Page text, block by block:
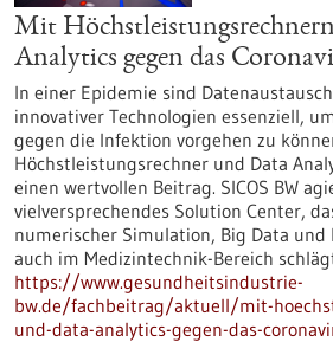
Mit
Analytics gegen das
In einer Epidemie sind
innovativer Technologien essenziell,
gegen die Infektion vorgehen zu
Höchstleistungsrechner und Data
einen wertvollen Beitrag. SICOS BW
vielversprechendes Solution Center,
numerischer Simulation, Big Data und
auch im Medizintechnik-Bereich
https://www.gesundheitsindustrie-
bw.de/fachbeitrag/aktuell/mit-
und-data-analytics-gegen-das-